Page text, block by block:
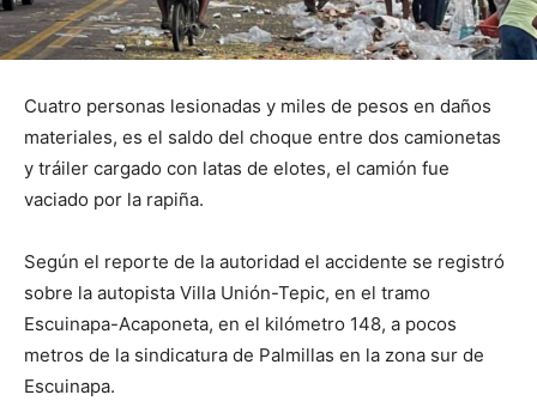
Cuatro personas lesionadas y miles de pesos en daños
materiales, es el saldo del choque entre dos camionetas
y tráiler cargado con latas de elotes, el camión fue
vaciado por la rapiña.
Según el reporte de la autoridad el accidente se registró
sobre la autopista Villa Unión-Tepic, en el tramo
Escuinapa-Acaponeta, en el kilómetro 148, a pocos
metros de la sindicatura de Palmillas en la zona sur de
Escuinapa.